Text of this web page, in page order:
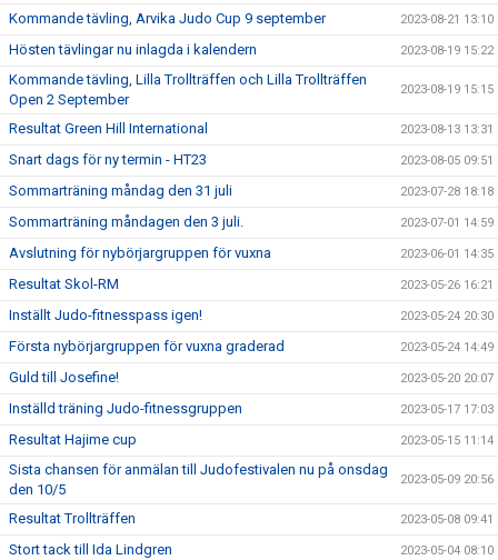
Kommande tävling, Arvika Judo Cup 9 september 2023-08-21 13:10
Hösten tävlingar nu inlagda i kalendern 2023-08-19 15:22
Kommande tävling, Lilla Trollträffen och Lilla Trollträffen
Open 2 September
2023-08-19 15:15
Resultat Green Hill International 2023-08-13 13:31
Snart dags för ny termin - HT23 2023-08-05 09:51
Sommarträning måndag den 31 juli 2023-07-28 18:18
Sommarträning måndagen den 3 juli. 2023-07-01 14:59
Avslutning för nybörjargruppen för vuxna 2023-06-01 14:35
Resultat Skol-RM 2023-05-26 16:21
Inställt Judo-fitnesspass igen! 2023-05-24 20:30
Första nybörjargruppen för vuxna graderad 2023-05-24 14:49
Guld till Josefine! 2023-05-20 20:07
Inställd träning Judo-fitnessgruppen 2023-05-17 17:03
Resultat Hajime cup 2023-05-15 11:14
Sista chansen för anmälan till Judofestivalen nu på onsdag
den 10/5
2023-05-09 20:56
Resultat Trollträffen 2023-05-08 09:41
Stort tack till Ida Lindgren 2023-05-04 08:10